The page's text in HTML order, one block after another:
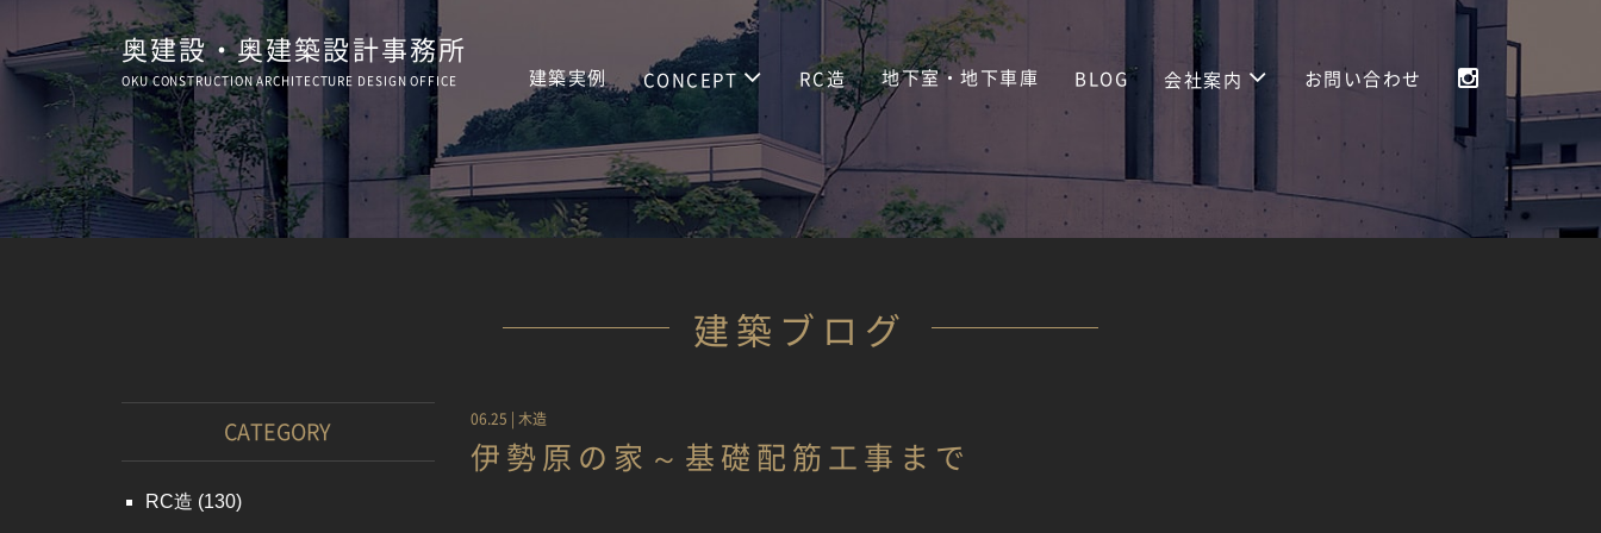
奥建設・奥建築設計事務所
OKU CONSTRUCTIONARCHITECTURE DESIGN OFFICE 建築実例 CONCEPT RC造 地下室・地下車庫 BLOG 会社案内 お問い合わせ
建築ブログ
06.25 | 木造
伊勢原の家～基礎配筋工事まで
CATEGORY
RC造 (130)